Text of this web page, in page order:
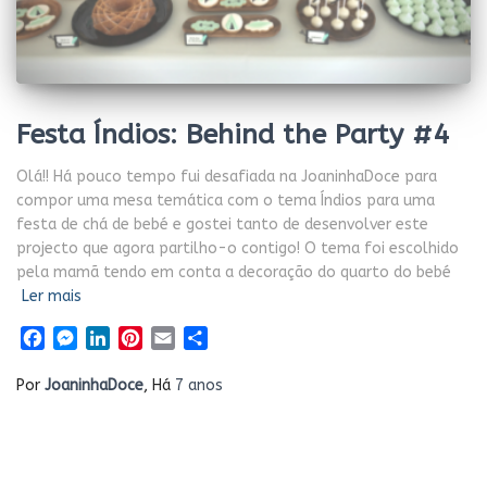
Festa Índios: Behind the Party #4
Olá!! Há pouco tempo fui desafiada na JoaninhaDoce para
compor uma mesa temática com o tema Índios para uma
festa de chá de bebé e gostei tanto de desenvolver este
projecto que agora partilho-o contigo! O tema foi escolhido
pela mamã tendo em conta a decoração do quarto do bebé
Ler mais
Facebook
Messenger
LinkedInPinterest
Email
Por JoaninhaDoce, Há 7 anos